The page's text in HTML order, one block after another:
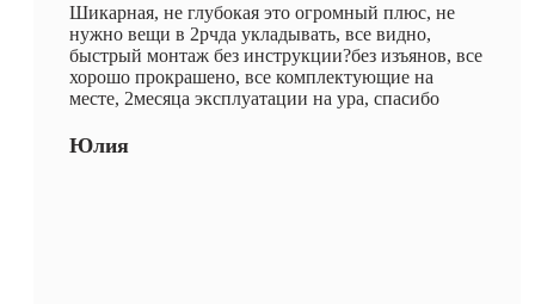
Шикарная, не глубокая это огромный плюс, не
нужно вещи в 2рчда укладывать, все видно,
быстрый монтаж без инструкции?без изъянов, все
хорошо прокрашено, все комплектующие на
месте, 2месяца эксплуатации на ура, спасибо
Юлия